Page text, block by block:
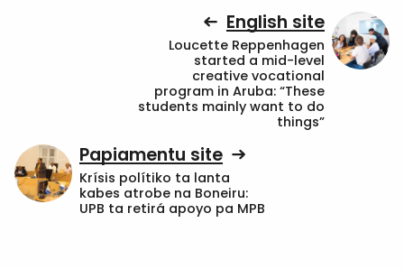
English site
Loucette Reppenhagen
started a mid-level
creative vocational
program in Aruba: “These
students mainly want to do
things”
Papiamentu site
Krísis polítiko ta lanta
kabes atrobe na Boneiru:
UPB ta retirá apoyo pa MPB